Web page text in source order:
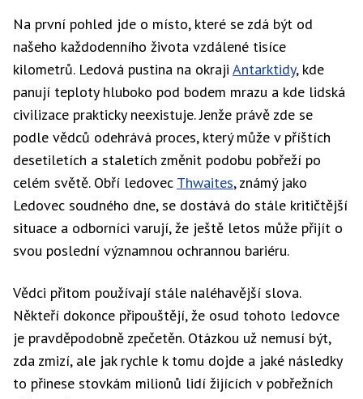
Na první pohled jde o místo, které se zdá být od
našeho každodenního života vzdálené tisíce
kilometrů. Ledová pustina na okraji Antarktidy, kde
panují teploty hluboko pod bodem mrazu a kde lidská
civilizace prakticky neexistuje. Jenže právě zde se
podle vědců odehrává proces, který může v příštích
desetiletích a staletích změnit podobu pobřeží po
celém světě. Obří ledovec Thwaites, známý jako
Ledovec soudného dne, se dostává do stále kritičtější
situace a odborníci varují, že ještě letos může přijít o
svou poslední významnou ochrannou bariéru.
Vědci přitom používají stále naléhavější slova.
Někteří dokonce připouštějí, že osud tohoto ledovce
je pravděpodobně zpečetěn. Otázkou už nemusí být,
zda zmizí, ale jak rychle k tomu dojde a jaké následky
to přinese stovkám milionů lidí žijících v pobřežních